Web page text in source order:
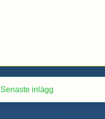
Senaste inlägg